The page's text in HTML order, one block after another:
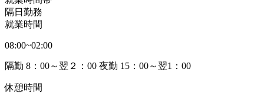
隔日勤務
就業時間
08:00~02:00
隔勤 8：00～翌２：00 夜勤 15：00～翌1：00
休憩時間